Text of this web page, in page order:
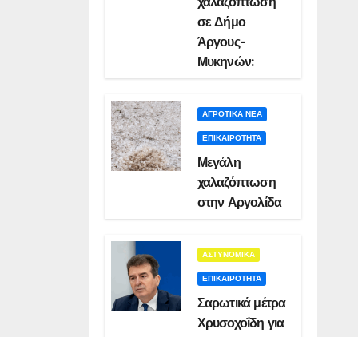
σε Δήμο
Άργους-
Μυκηνών:
ΑΓΡΟΤΙΚΑ ΝΕΑ
ΕΠΙΚΑΙΡΟΤΗΤΑ
Μεγάλη
χαλαζόπτωση
στην Αργολίδα
ΑΣΤΥΝΟΜΙΚΑ
ΕΠΙΚΑΙΡΟΤΗΤΑ
Σαρωτικά μέτρα
Χρυσοχοΐδη για